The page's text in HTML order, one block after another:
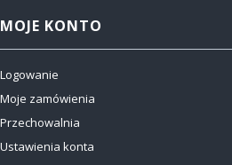
MOJE KONTO
Logowanie
Moje zamówienia
Przechowalnia
Ustawienia konta